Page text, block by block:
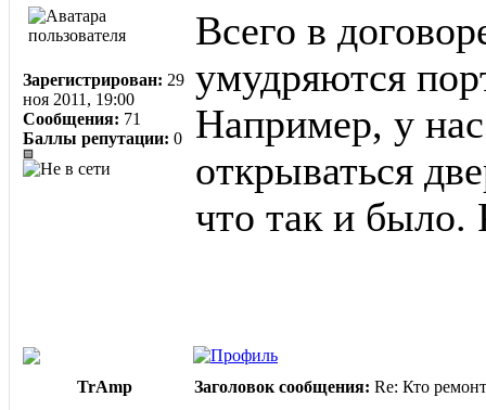
Зарегистрирован: 29
ноя 2011, 19:00
Сообщения: 71
Баллы репутации: 0
Всего в
умудряются
Например, у
открываться
что так и было.
TrAmp Заголовок сообщения: Re: Кто